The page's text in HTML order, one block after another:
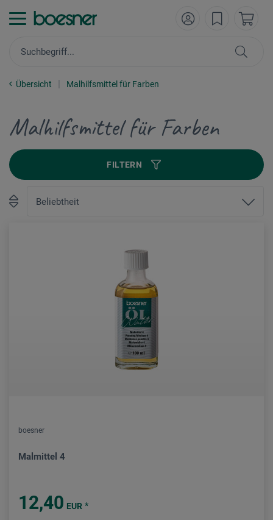
Übersicht Malhilfsmittel für Farben
Malhilfsmittel für Farben
FILTERN
boesner
Malmittel 4
12,40 EUR *